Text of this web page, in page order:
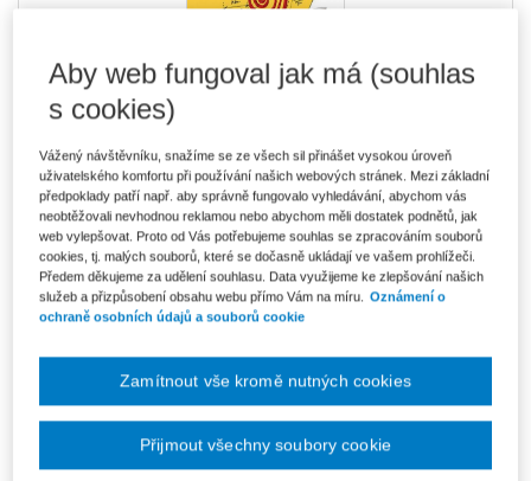
314 Kč
Ušetříte 55 Kč
DMOC 369 Kč
Tištěná kniha
Skladem- expedice do 2 pracovních dnů
Upozorňujeme, že v období od 1.8. do 21.8. z technických
důvodů nemůžeme vystavovat daňové doklady. Budou vám
zaslány dodatečně e-mailem.
Ceny jsou včetně DPH
Ke stažení
obsah
Aby web fungoval jak má (souhlas
s cookies)
Vážený návštěvníku, snažíme se ze všech sil přinášet vysokou úroveň
uživatelského komfortu při používání našich webových stránek. Mezi základní
předpoklady patří např. aby správně fungovalo vyhledávání, abychom vás
neobtěžovali nevhodnou reklamou nebo abychom měli dostatek podnětů, jak
web vylepšovat. Proto od Vás potřebujeme souhlas se zpracováním souborů
cookies, tj. malých souborů, které se dočasně ukládají ve vašem prohlížeči.
Předem děkujeme za udělení souhlasu. Data využijeme ke zlepšování našich
služeb a přizpůsobení obsahu webu přímo Vám na míru.
Oznámení o
ochraně osobních údajů a souborů cookie
Zamítnout vše kromě nutných cookies
Přijmout všechny soubory cookie